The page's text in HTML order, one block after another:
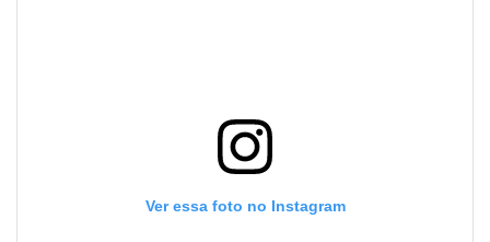
Ver essa foto no Instagram